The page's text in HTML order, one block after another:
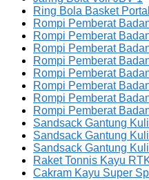
Ring Bola Basket
Rompi Pemberat
Rompi Pemberat
Rompi Pemberat
Rompi Pemberat
Rompi Pemberat
Rompi Pemberat
Rompi Pemberat
Rompi Pemberat
Sandsack Gantung
Sandsack Gantung
Sandsack Gantung
Raket Tonnis Kayu
Cakram Kayu Super